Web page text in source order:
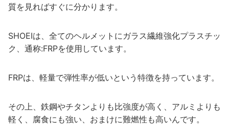
質を見ればすぐに分かります。
SHOEIは、全てのヘルメットにガラス繊維強化プラスチッ
ク、通称:FRPを使用しています。
FRPは、軽量で弾性率が低いという特徴を持っています。
その上、鉄鋼やチタンよりも比強度が高く、アルミよりも
軽く、腐食にも強い、おまけに難燃性も高いんです。